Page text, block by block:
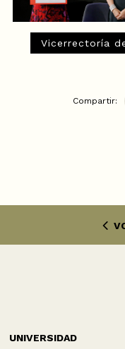
Vicerrectoría
Compartir:
UNIVERSIDAD